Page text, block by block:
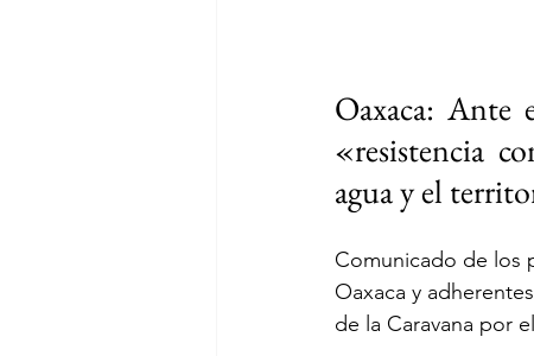
Oaxaca: Ante
«resistencia
agua y el
Comunicado de los
Oaxaca y
de la Caravana por